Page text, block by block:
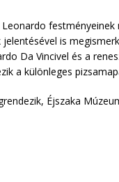
is
Da Vincivel és a
a különleges
Éjszaka